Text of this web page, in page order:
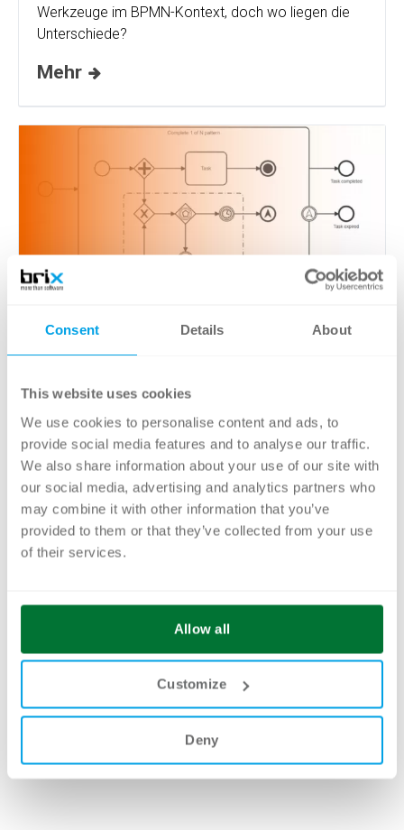
Consent Details About
This website uses cookies
We use cookies to personalise content and ads, to
provide social media features and to analyse our traffic.
We also share information about your use of our site with
our social media, advertising and analytics partners who
may combine it with other information that you’ve
provided to them or that they’ve collected from your use
of their services.
Allow all
Customize
Deny
Werkzeuge im BPMN-Kontext, doch wo liegen die
Unterschiede?
Mehr
FEHLER IN
PROZESSMODELLEN DURCH
DESIGN PATTERNS
BPM Tech-Blog
15. April 2024 4 Minuten
Lernen Sie, wie Sie komplexe Prozesse mit Design
Patterns in übersichtliche Komponenten zerlegen
und optimieren.